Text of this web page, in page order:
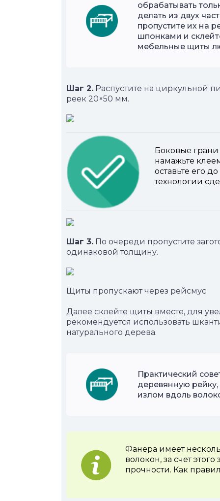
обрабатывать
делать из двух
пропустите их на
шпонками и
мебельные щиты
Шаг 2. Распустите на циркульной
реек 20×50 мм.
Боковые
намажьте
оставьте его
технологии
Шаг 3. По очереди пропустите
одинаковой толщину.
Щиты пропускают через рейсмус
Далее склейте щиты вместе, для
рекомендуется использовать
натурального дерева.
Практический
деревянную
излом вдоль
Фанера имеет
волокон, за счет
прочности. Как